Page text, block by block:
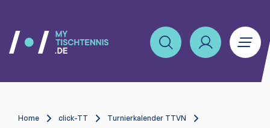
Home click-TT
Turnierkalender TTVN